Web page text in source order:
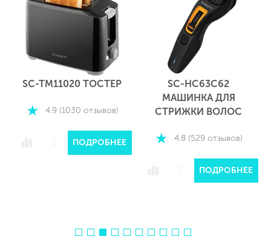
SC-HC63C62
СТРИЖКИ ВОЛОС
4.8 (529 отзывов)
SC-HD70I84 ФЕН
4.8 (231 отзыв)
ПОДРОБНЕЕ